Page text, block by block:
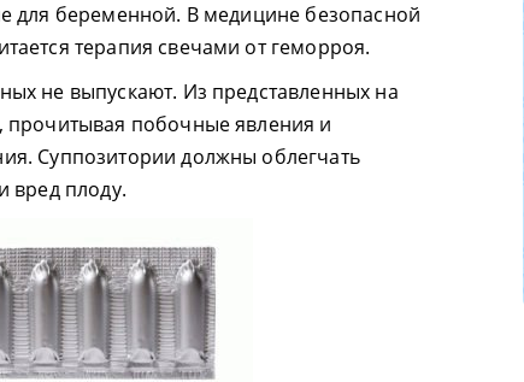
для беременной. В медицине безопасной
терапия свечами от геморроя.
не выпускают. Из представленных на
прочитывая побочные явления и
Суппозитории должны облегчать
вред плоду.